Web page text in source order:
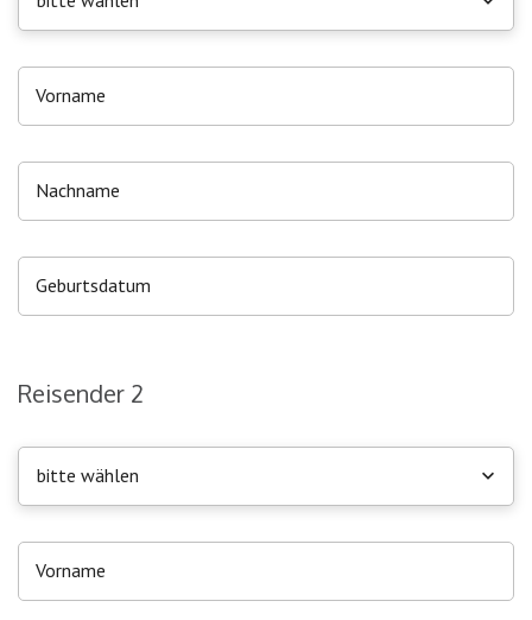
Reisender 2
bitte wählen